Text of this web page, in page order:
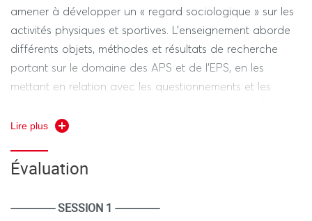
- Les inégalités à l’école et en EPS
L’appropriation des thèmes abordés en CM sera
poursuivie lors des TD, par l’analyse et la discussion de
textes scientifiques portant sur différents objets de la
amener à développer un « regard sociologique » sur les
activités physiques et sportives. L’enseignement aborde
différents objets, méthodes et résultats de recherche
portant sur le domaine des APS et de l’EPS, en les
mettant en relation avec les questionnements et les
inégalités sociales et scolaires, genre…).
Lire plus
Évaluation
---------------- SESSION 1 ----------------